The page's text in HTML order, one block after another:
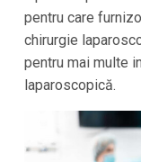
pentru care
chirurgie
pentru mai multe
laparoscopică.